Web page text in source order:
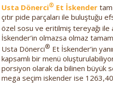
Usta Dönerci® Et İskender
çıtır pide parçaları ile buluştuğu
özel sosu ve eritilmiş tereyağı ile
İskender’in olmazsa olmaz
Usta Dönerci® Et İskender’in
kapsamlı bir menü
porsiyon olarak da bilinen büyük
mega seçim iskender ise